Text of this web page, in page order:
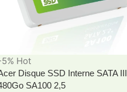
Hot
Disque SSD Interne SATA III
SA100 2,5